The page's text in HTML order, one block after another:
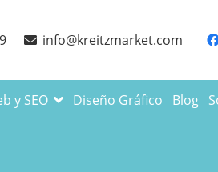
info@kreitzmarket.com
y SEO Diseño Gráfico Blog